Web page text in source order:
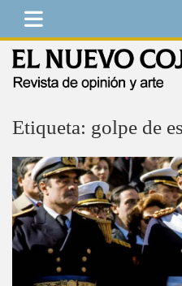
Saltar
contenido
Etiqueta: golpe de